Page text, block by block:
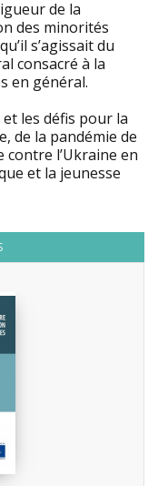
de la
des minorités
s’agissait du
consacré à la
en général.
les défis pour la
de la pandémie de
contre l’Ukraine en
et la jeunesse